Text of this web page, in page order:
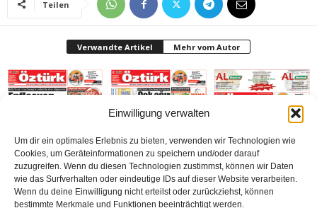
Einwilligung verwalten
Um dir ein optimales Erlebnis zu bieten, verwenden wir Technologien wie
Cookies, um Geräteinformationen zu speichern und/oder darauf
zuzugreifen. Wenn du diesen Technologien zustimmst, können wir Daten
wie das Surfverhalten oder eindeutige IDs auf dieser Website verarbeiten.
Wenn du deine Einwilligung nicht erteilst oder zurückziehst, können
bestimmte Merkmale und Funktionen beeinträchtigt werden.
Teilen
Verwandte Artikel Mehr vom Autor
Gazetesi Sayı 414
(Mayıs 2026) Bielefeld
Gazetesi-Sayı 413
(Nisan 2026) Bielefeld
Gazetesi Sayı 412 (Mart
2026) Bielefeld